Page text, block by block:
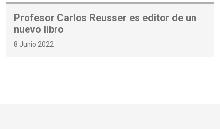
Profesor Carlos Reusser es editor de un
nuevo libro
8 Junio 2022